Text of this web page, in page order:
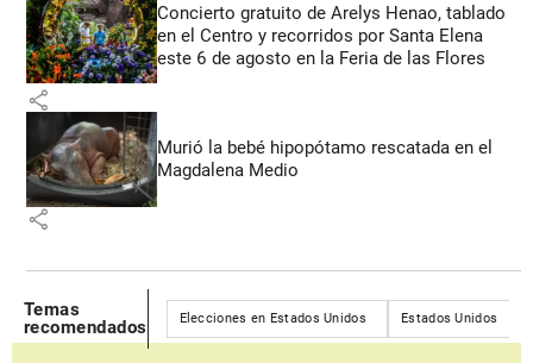
Concierto gratuito de Arelys Henao, tablado
en el Centro y recorridos por Santa Elena
este 6 de agosto en la Feria de las Flores
share
Murió la bebé hipopótamo rescatada en el
Magdalena Medio
share
Temas
recomendados
Elecciones en Estados Unidos Estados Unidos